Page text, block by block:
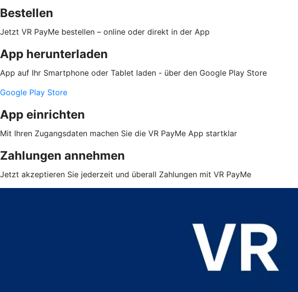
Bestellen
Jetzt VR PayMe bestellen – online oder direkt in der App
App herunterladen
App auf Ihr Smartphone oder Tablet laden - über den Google Play Store
Google Play Store
App einrichten
Mit Ihren Zugangsdaten machen Sie die VR PayMe App startklar
Zahlungen annehmen
Jetzt akzeptieren Sie jederzeit und überall Zahlungen mit VR PayMe